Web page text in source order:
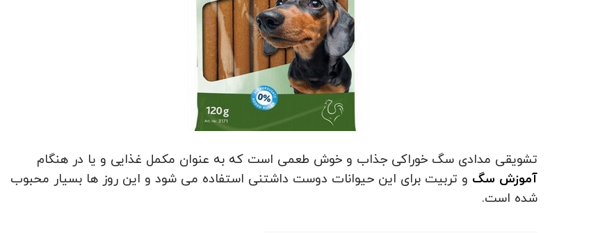
تشویقی مدادی سگ خوراکی جذاب و خوش طعمی است که به عنوان مکمل غذایی و یا در هنگام
آموزش سگ و تربیت برای این حیوانات دوست داشتنی استفاده می شود و این روز ها بسیار محبوب
شده است.